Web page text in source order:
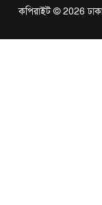
কপিরাইট © 2026